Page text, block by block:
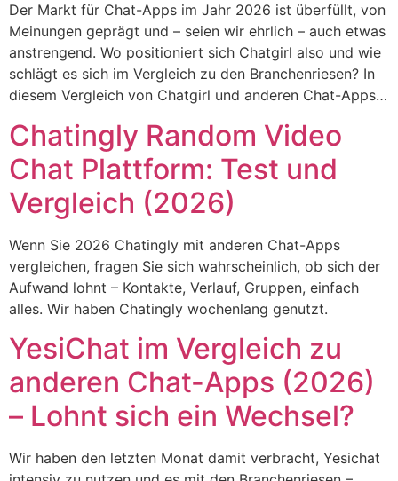
Der Markt für Chat-Apps im Jahr 2026 ist überfüllt, von
Meinungen geprägt und – seien wir ehrlich – auch etwas
anstrengend. Wo positioniert sich Chatgirl also und wie
schlägt es sich im Vergleich zu den Branchenriesen? In
diesem Vergleich von Chatgirl und anderen Chat-Apps…
Chatingly Random Video
Chat Plattform: Test und
Vergleich (2026)
Wenn Sie 2026 Chatingly mit anderen Chat-Apps
vergleichen, fragen Sie sich wahrscheinlich, ob sich der
Aufwand lohnt – Kontakte, Verlauf, Gruppen, einfach
alles. Wir haben Chatingly wochenlang genutzt.
YesiChat im Vergleich zu
anderen Chat-Apps (2026)
– Lohnt sich ein Wechsel?
Wir haben den letzten Monat damit verbracht, Yesichat